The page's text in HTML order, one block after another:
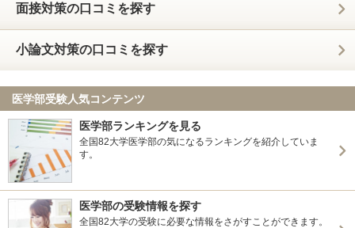
面接対策の口コミを探す
小論文対策の口コミを探す
医学部受験人気コンテンツ
医学部ランキングを見る
全国82大学医学部の気になるランキングを紹介していま
す。
医学部の受験情報を探す
全国82大学の受験に必要な情報をさがすことができます。